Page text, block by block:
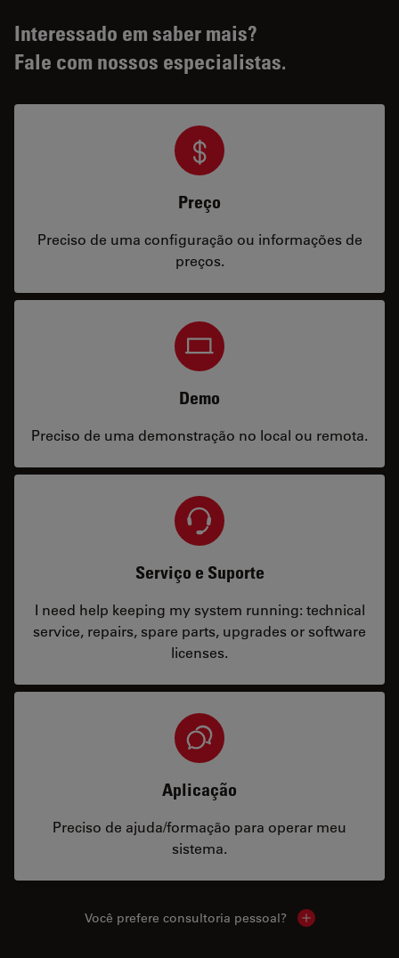
Interessado em saber mais?
Fale com nossos especialistas.
Preço
Preciso de uma configuração ou informações de
preços.
Demo
Preciso de uma demonstração no local ou remota.
Serviço e Suporte
I need help keeping my system running: technical
service, repairs, spare parts, upgrades or software
licenses.
Aplicação
Preciso de ajuda/formação para operar meu
sistema.
Você prefere consultoria pessoal? Show local